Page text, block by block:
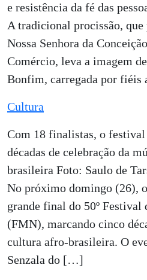
e resistência da fé das
A tradicional procissão,
Nossa Senhora da
Comércio, leva a imagem
Bonfim, carregada por
Cultura
Com 18 finalistas, o
décadas de celebração da
brasileira Foto: Saulo de
No próximo domingo (26),
grande final do 50º Festival
(FMN), marcando cinco
cultura afro-brasileira. O
Senzala do […]